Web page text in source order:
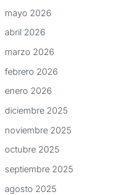
mayo 2026
abril 2026
marzo 2026
febrero 2026
enero 2026
diciembre 2025
noviembre 2025
octubre 2025
septiembre 2025
agosto 2025